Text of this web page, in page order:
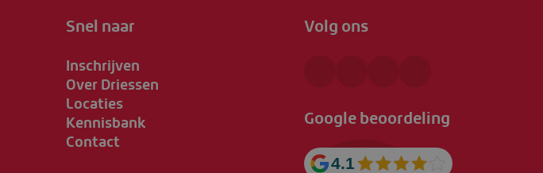
Snel naar
Inschrijven
Over Driessen
Locaties
Kennisbank
Contact
Volg ons
Google beoordeling
4.1